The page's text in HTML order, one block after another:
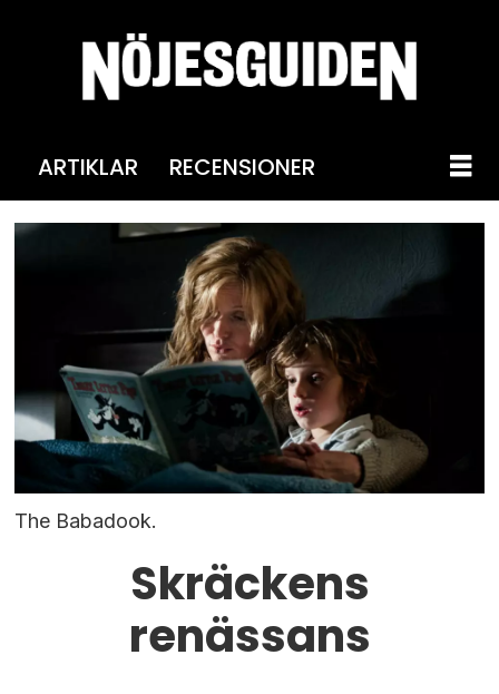
ARTIKLAR RECENSIONER
The Babadook.
Skräckens
renässans